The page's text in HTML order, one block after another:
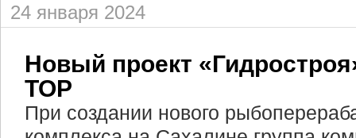
24 января 2024
Новый проект
ТОР
При создании нового